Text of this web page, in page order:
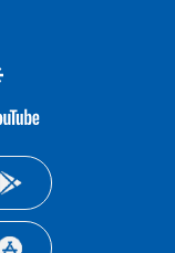
google
youtube-